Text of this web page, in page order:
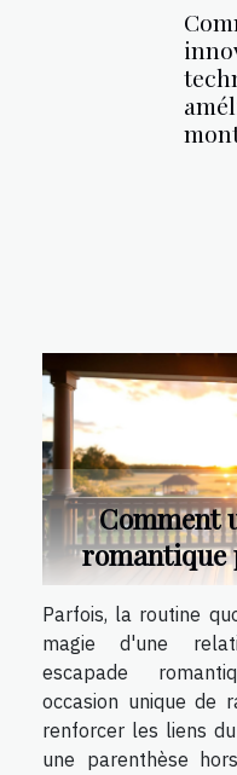
Comment
romantique
votre
Parfois, la routine
magie d'une
escapade
occasion unique de
renforcer les liens
une parenthèse